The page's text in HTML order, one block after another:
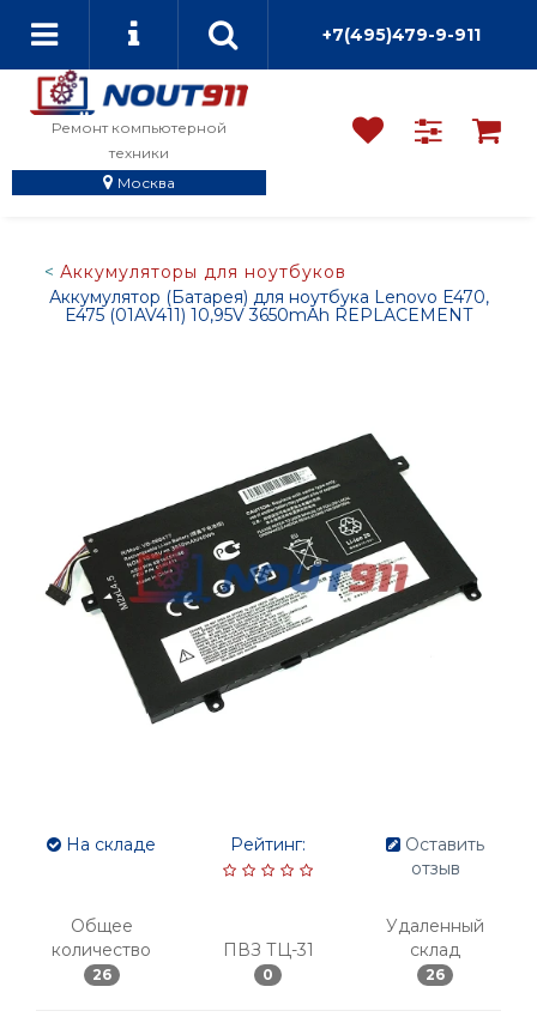
+7(495)479-9-911
Ремонт компьютерной
техники
Москва
Аккумуляторы для ноутбуков
Аккумулятор (Батарея) для ноутбука Lenovo E470,
E475 (01AV411) 10,95V 3650mAh REPLACEMENT
На складе
Общее
количество
26
Рейтинг:
ПВЗ ТЦ-31
0
Оставить
отзыв
Удаленный
склад
26